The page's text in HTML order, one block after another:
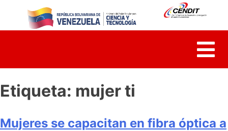
content
Etiqueta: mujer ti
Mujeres se capacitan en fibra óptica a